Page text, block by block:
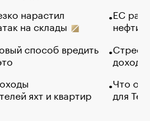
нарастил
на склады
способ вредить
яхт и квартир
ЕС
нефти
Что
для